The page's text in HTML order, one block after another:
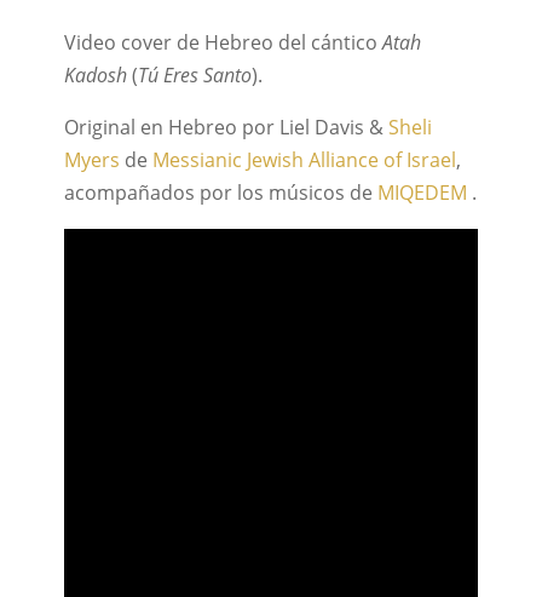
Video cover de Hebreo del cánticoAtah
Kadosh(Tú Eres Santo).
Original en Hebreo por Liel Davis &Sheli
Myers de Messianic Jewish Alliance of Israel,
acompañados por los músicos de MIQEDEM .